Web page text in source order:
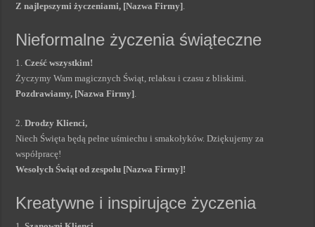
Z najlepszymi życzeniami, [Nazwa Firmy].
Nieformalne życzenia świąteczne
1.Cześć wszystkim!
Życzymy Wam magicznych Świąt, relaksu i czasu z bliskimi.
Pozdrawiamy, [Nazwa Firmy].
2.Drodzy Klienci,
Niech Święta będą pełne uśmiechu i smakołyków. Dziękujemy za
współpracę!
Wesołych Świąt od zespołu [Nazwa Firmy]!
Kreatywne i inspirujące życzenia